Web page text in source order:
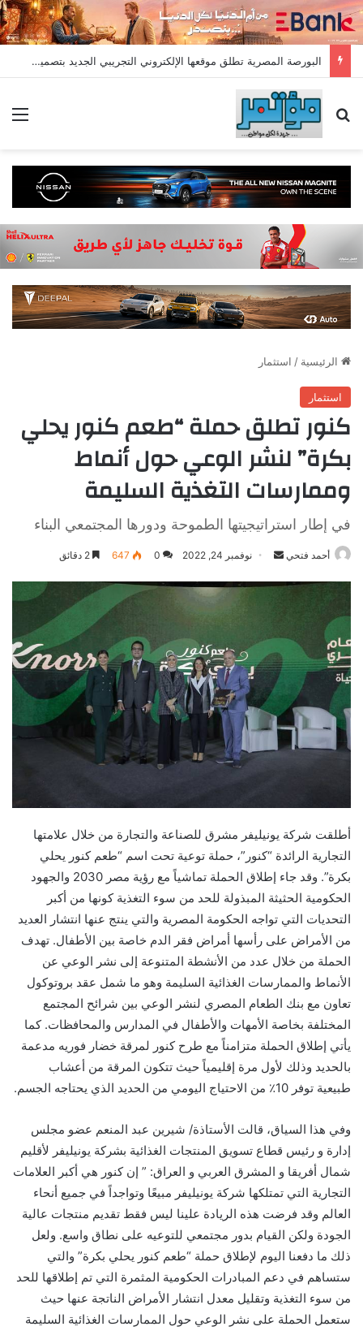
البورصة المصرية تطلق موقعها الإلكتروني التجريبي الجديد بتصميم عصري ومؤشرات لحظية وأقسام متطورة
بحث عن
الرئيسية / استثمار
استثمار
كنور تطلق حملة “طعم كنور يحلي
بكرة” لنشر الوعي حول أنماط
وممارسات التغذية السليمة
في إطار استراتيجيتها الطموحة ودورها المجتمعي البناء
أحمد فتحي
أرسل نوفمبر 24, 2022 0
647
أطلقت شركة يونيليفر مشرق للصناعة والتجارة من خلال علامتها
التجارية الرائدة “كنور”، حملة توعية تحت اسم “طعم كنور يحلي
بكرة”. وقد جاء إطلاق الحملة تماشياً مع رؤية مصر 2030 والجهود
الحكومية الحثيثة المبذولة للحد من سوء التغذية كونها من أكبر
التحديات التي تواجه الحكومة المصرية والتي ينتج عنها انتشار العديد
من الأمراض على رأسها أمراض فقر الدم خاصة بين الأطفال. تهدف
الحملة من خلال عدد من الأنشطة المتنوعة إلى نشر الوعي عن
الأنماط والممارسات الغذائية السليمة وهو ما شمل عقد بروتوكول
تعاون مع بنك الطعام المصري لنشر الوعي بين شرائح المجتمع
المختلفة بخاصة الأمهات والأطفال في المدارس والمحافظات. كما
يأتي إطلاق الحملة متزامناً مع طرح كنور لمرقة خضار فوريه مدعمة
بالحديد وذلك لأول مرة إقليمياً حيث تتكون المرقة من أعشاب
طبيعية توفر 10٪ من الاحتياج اليومي من الحديد الذي يحتاجه الجسم.
وفي هذا السياق، قالت الأستاذة/ شيرين عبد المنعم عضو مجلس
إدارة و رئيس قطاع تسويق المنتجات الغذائية بشركة يونيليفر لأقليم
شمال أفريقا و المشرق العربي و العراق: ” إن كنور هي أكبر العلامات
التجارية التي تمتلكها شركة يونيليفر مبيعًا وتواجداً في جميع أنحاء
العالم وقد فرضت هذه الريادة علينا ليس فقط تقديم منتجات عالية
الجودة ولكن القيام بدور مجتمعي للتوعيه على نطاق واسع. ولعل
ذلك ما دفعنا اليوم لإطلاق حملة “طعم كنور يحلي بكرة” والتي
ستساهم في دعم المبادرات الحكومية المثمرة التي تم إطلاقها للحد
من سوء التغذية وتقليل معدل انتشار الأمراض الناتجة عنها حيث
ستعمل الحملة على نشر الوعي حول الممارسات الغذائية السليمة